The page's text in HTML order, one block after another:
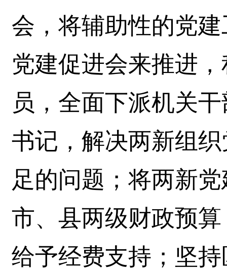
会，将辅助性的党
党建促进会来推进
员，全面下派机关
书记，解决两新组
足的问题；将两新
市、县两级财政预
给予经费支持；坚